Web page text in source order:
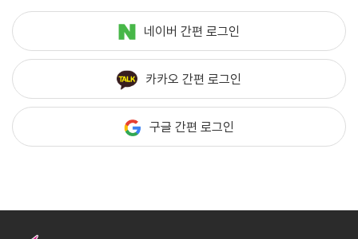
네이버 간편 로그인
카카오 간편 로그인
구글 간편 로그인